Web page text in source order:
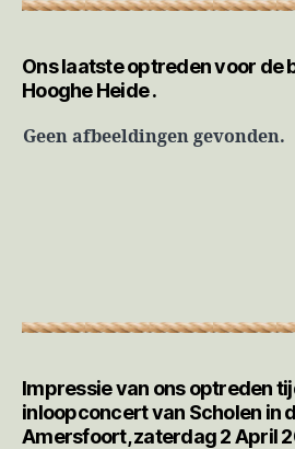
Ons laatste optreden voor de
Hooghe Heide .
Geen afbeeldingen gevonden.
Impressie van ons optreden
inloopconcert van Scholen in
Amersfoort, zaterdag 2 April